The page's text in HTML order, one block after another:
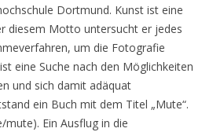
Dortmund. Kunst ist eine
diesem Motto untersucht er jedes
um die Fotografie
eine Suche nach den Möglichkeiten
und sich damit adäquat
ein Buch mit dem Titel „Mute“.
Ein Ausflug in die